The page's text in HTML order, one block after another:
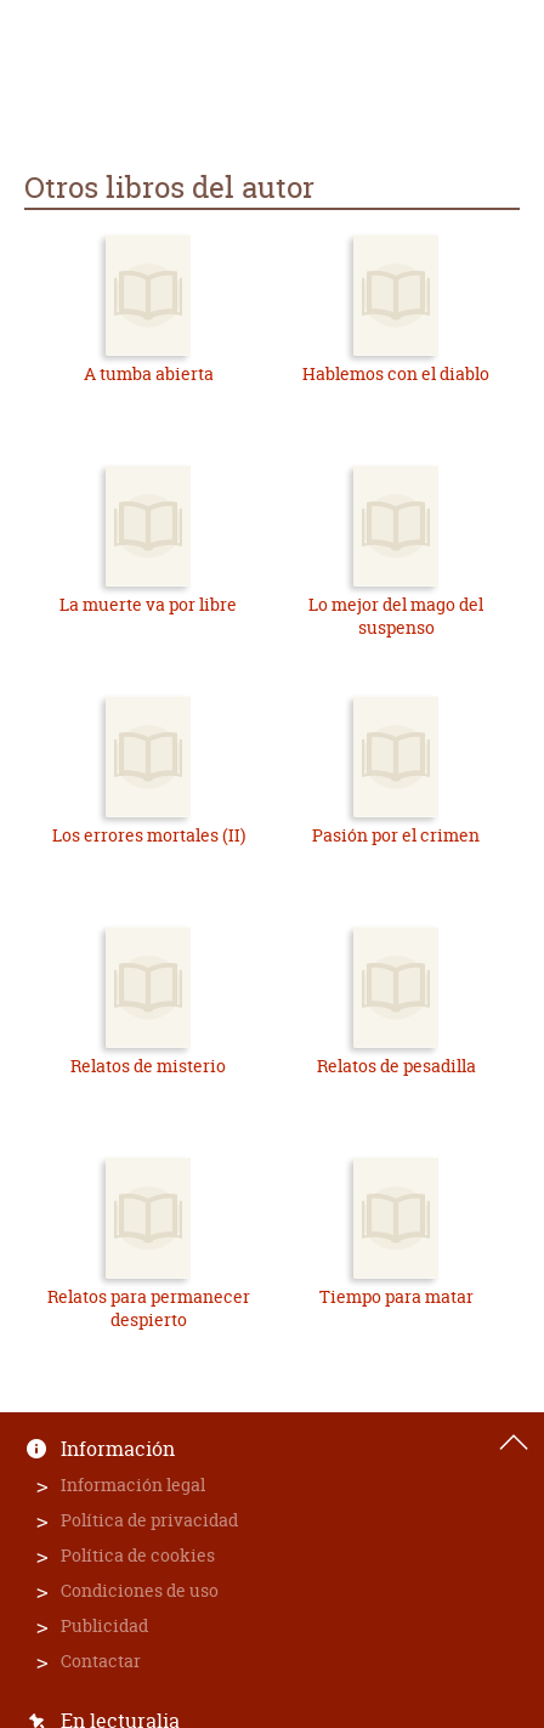
Otros libros del autor
A tumba abierta Hablemos con el diablo
La muerte va por libre
Lo mejor del mago del
suspenso
Los errores mortales (II) Pasión por el crimen
Relatos de misterio Relatos de pesadilla
Relatos para permanecer
despierto
Tiempo para matar
Información
Información legal
Política de privacidad
Política de cookies
Condiciones de uso
Publicidad
Contactar
En lecturalia